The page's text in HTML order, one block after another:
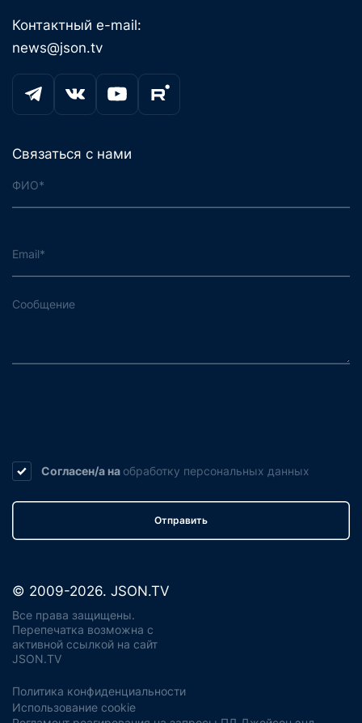
Контактный e-mail:
news@json.tv
Связаться с нами
Согласен/а на обработку персональных данных
Отправить
© 2009-2026. JSON.TV
Все права защищены.
Перепечатка возможна с
активной ссылкой на сайт
JSON.TV
Политика конфиденциальности
Использование cookie